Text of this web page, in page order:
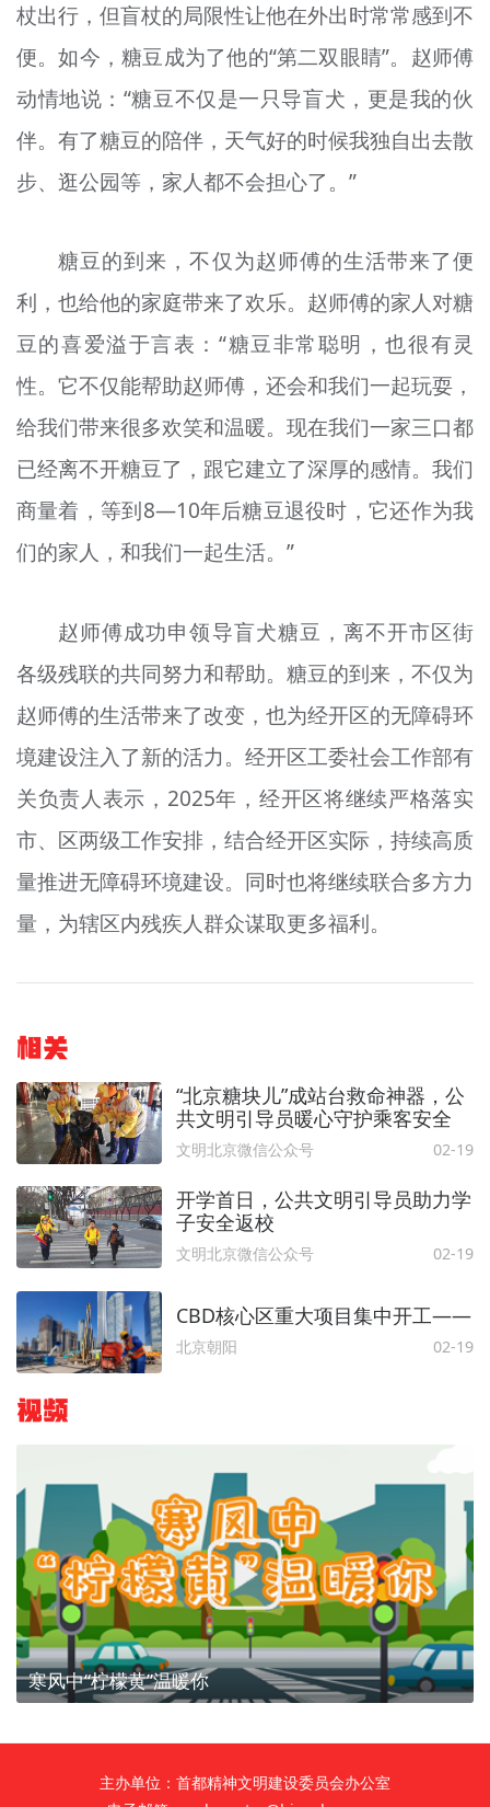
杖出行，但盲杖的局限性让他在外出时常常感到不
便。如今，糖豆成为了他的“第二双眼睛”。赵师傅
动情地说：“糖豆不仅是一只导盲犬，更是我的伙
伴。有了糖豆的陪伴，天气好的时候我独自出去散
步、逛公园等，家人都不会担心了。”
糖豆的到来，不仅为赵师傅的生活带来了便
利，也给他的家庭带来了欢乐。赵师傅的家人对糖
豆的喜爱溢于言表：“糖豆非常聪明，也很有灵
性。它不仅能帮助赵师傅，还会和我们一起玩耍，
给我们带来很多欢笑和温暖。现在我们一家三口都
已经离不开糖豆了，跟它建立了深厚的感情。我们
商量着，等到8—10年后糖豆退役时，它还作为我
们的家人，和我们一起生活。”
赵师傅成功申领导盲犬糖豆，离不开市区街
各级残联的共同努力和帮助。糖豆的到来，不仅为
赵师傅的生活带来了改变，也为经开区的无障碍环
境建设注入了新的活力。经开区工委社会工作部有
关负责人表示，2025年，经开区将继续严格落实
市、区两级工作安排，结合经开区实际，持续高质
量推进无障碍环境建设。同时也将继续联合多方力
量，为辖区内残疾人群众谋取更多福利。
相关
“北京糖块儿”成站台救命神器，公
共文明引导员暖心守护乘客安全
文明北京微信公众号 02-19
开学首日，公共文明引导员助力学
子安全返校
文明北京微信公众号 02-19
CBD核心区重大项目集中开工——
北京朝阳 02-19
视频
寒风中“柠檬黄”温暖你
主办单位：首都精神文明建设委员会办公室